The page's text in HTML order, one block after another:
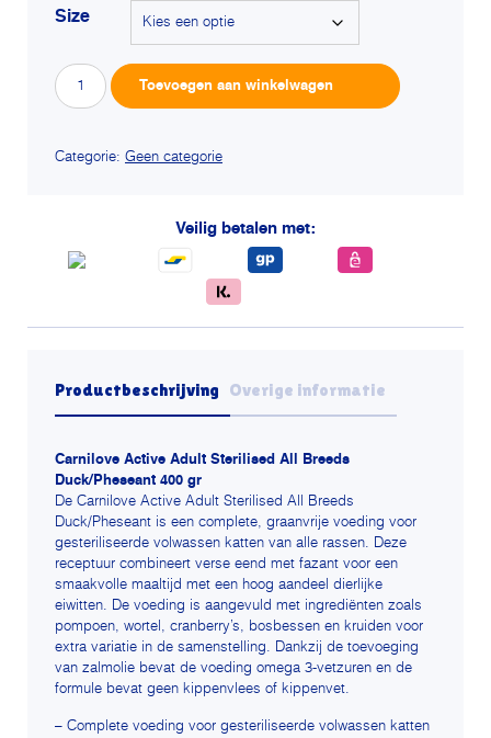
Size
Carnilove
active
all
aantal
Toevoegen aan winkelwagen
Categorie: Geen categorie
Veilig betalen met:
Productbeschrijving Overige informatie
Carnilove Active Adult Sterilised All Breeds
Duck/Pheseant 400 gr
De Carnilove Active Adult Sterilised All Breeds
Duck/Pheseant is een complete, graanvrije voeding voor
gesteriliseerde volwassen katten van alle rassen. Deze
receptuur combineert verse eend met fazant voor een
smaakvolle maaltijd met een hoog aandeel dierlijke
eiwitten. De voeding is aangevuld met ingrediënten zoals
pompoen, wortel, cranberry’s, bosbessen en kruiden voor
extra variatie in de samenstelling. Dankzij de toevoeging
van zalmolie bevat de voeding omega 3-vetzuren en de
formule bevat geen kippenvlees of kippenvet.
– Complete voeding voor gesteriliseerde volwassen katten